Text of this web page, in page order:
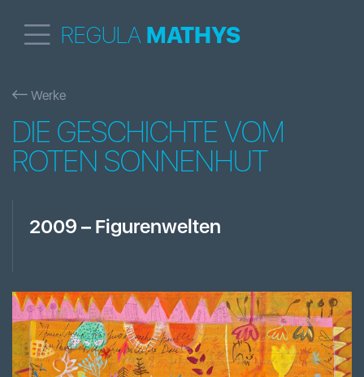
REGULA MATHYS
Werke
DIE GESCHICHTE VOM
ROTEN SONNENHUT
2009 – Figurenwelten